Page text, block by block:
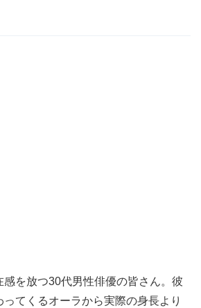
感を放つ30代男性俳優の皆さん。彼
てくるオーラから実際の身長より